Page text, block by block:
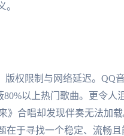
版权限制与网络延迟。QQ
以上热门歌曲。更令人
合唱却发现伴奏无法加载
在于寻找一个稳定、流畅且